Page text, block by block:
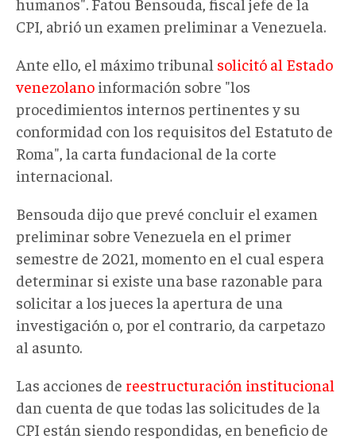
CPI, abrió un examen preliminar a Venezuela.
Ante ello, el máximo tribunal solicitó al Estado
venezolano información sobre "los
procedimientos internos pertinentes y su
conformidad con los requisitos del Estatuto de
Roma", la carta fundacional de la corte
internacional.
Bensouda dijo que prevé concluir el examen
preliminar sobre Venezuela en el primer
semestre de 2021, momento en el cual espera
determinar si existe una base razonable para
solicitar a los jueces la apertura de una
investigación o, por el contrario, da carpetazo
al asunto.
Las acciones de reestructuración institucional
dan cuenta de que todas las solicitudes de la
CPI están siendo respondidas, en beneficio de